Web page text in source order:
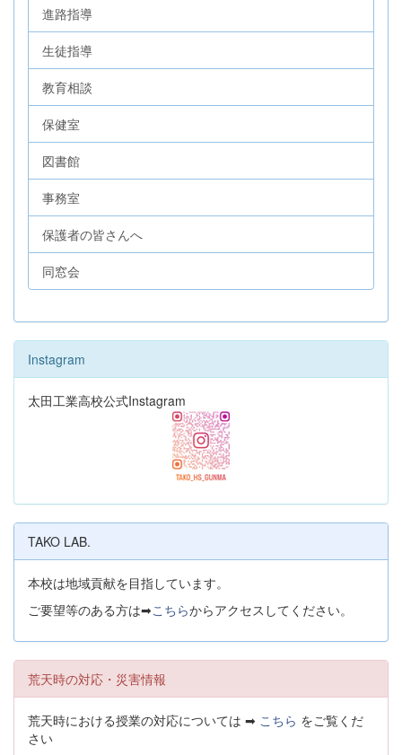
進路指導
生徒指導
教育相談
保健室
図書館
事務室
保護者の皆さんへ
同窓会
Instagram
太田工業高校公式Instagram
TAKO LAB.
本校は地域貢献を目指しています。
ご要望等のある方は➡こちらからアクセスしてください。
荒天時の対応・災害情報
荒天時における授業の対応については ➡ こちら をご覧くだ
さい